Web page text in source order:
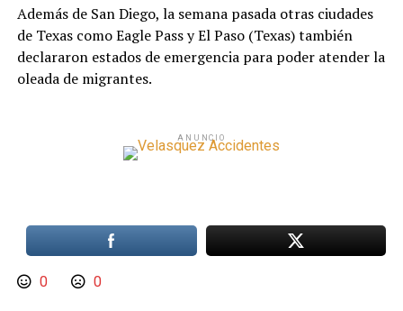
Además de San Diego, la semana pasada otras ciudades
de Texas como Eagle Pass y El Paso (Texas) también
declararon estados de emergencia para poder atender la
oleada de migrantes.
ANUNCIO
0 0